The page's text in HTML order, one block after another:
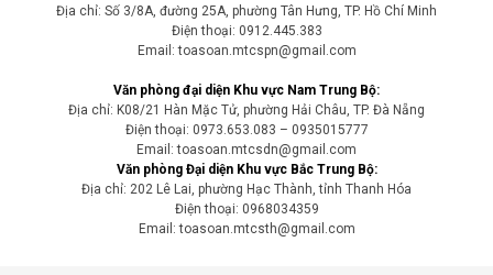
Địa chỉ: Số 3/8A, đường 25A, phường Tân Hưng, TP. Hồ Chí Minh
Điện thoại: 0912.445.383
Email: toasoan.mtcspn@gmail.com
Văn phòng đại diện Khu vực Nam Trung Bộ:
Địa chỉ: K08/21 Hàn Mặc Tử, phường Hải Châu, TP. Đà Nẵng
Điện thoại: 0973.653.083 – 0935015777
Email: toasoan.mtcsdn@gmail.com
Văn phòng Đại diện Khu vực Bắc Trung Bộ:
Địa chỉ: 202 Lê Lai, phường Hạc Thành, tỉnh Thanh Hóa
Điện thoại: 0968034359
Email: toasoan.mtcsth@gmail.com